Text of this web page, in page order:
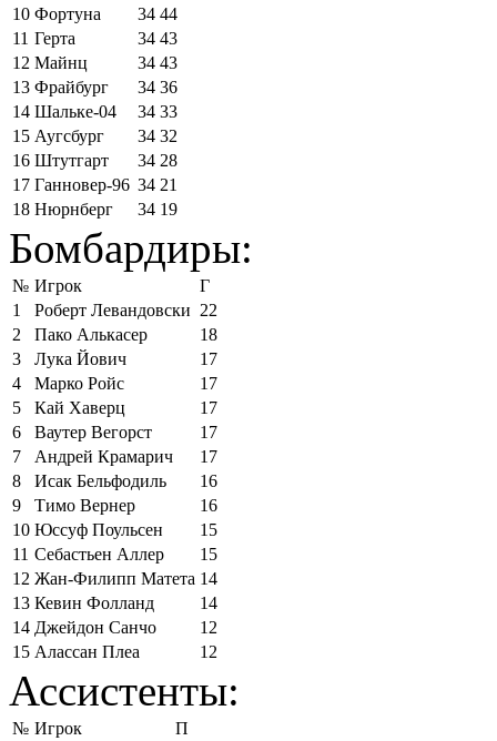
10 Фортуна 34 44
11 Герта 34 43
12 Майнц 34 43
13 Фрайбург 34 36
14 Шальке-04 34 33
15 Аугсбург 34 32
16 Штутгарт 34 28
17 Ганновер-96 34 21
18 Нюрнберг 34 19
Бомбардиры:
№ Игрок
Г
1
Роберт Левандовски 22
2
Пако Алькасер
18
3
Лука Йович
17
4
Марко Ройс
17
5
Кай Хаверц
17
6
Ваутер Вегорст
17
7
Андрей Крамарич
17
8
Исак Бельфодиль
16
9
Тимо Вернер
16
10 Юссуф Поульсен
15
11 Себастьен Аллер
15
12 Жан-Филипп Матета 14
13 Кевин Фолланд
14
14 Джейдон Санчо
12
15 Алассан Плеа 12
Ассистенты:
№ Игрок
П